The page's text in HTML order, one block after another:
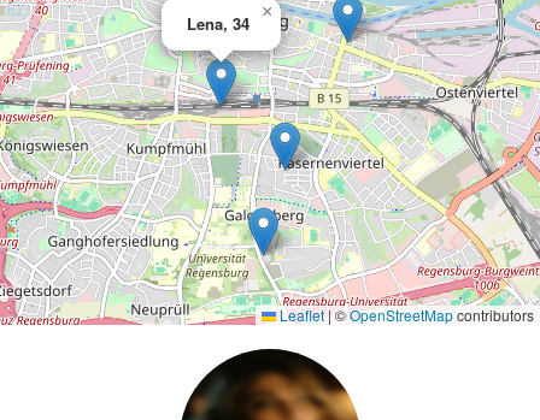
Lena, 34
×
Leaflet|©OpenStreetMapcontributors